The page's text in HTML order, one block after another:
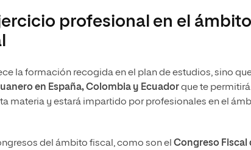
profesional en el
la formación recogida en el plan de estudios, sino
en España, Colombia y Ecuadorque te permitirá
materia y estará impartido por profesionales en el
del ámbito fiscal, como son el Congreso Fiscal